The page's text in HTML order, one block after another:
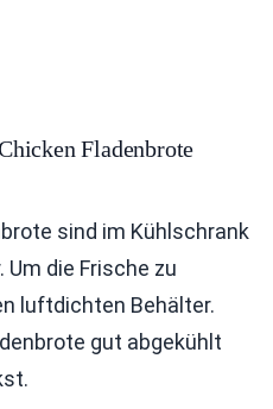
Fladenbrote
sind im Kühlschrank
die Frische zu
luftdichten Behälter.
gut abgekühlt